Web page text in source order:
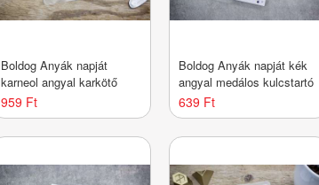
Boldog Anyák napját
karneol angyal karkötő
959 Ft
Boldog Anyák napját kék
angyal medálos kulcstartó
639 Ft